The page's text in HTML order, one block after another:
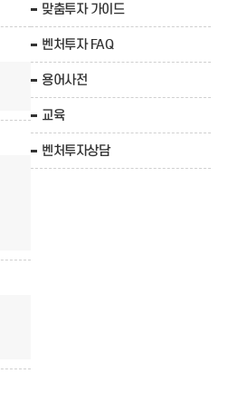
맞춤투자 가이드
벤처투자 FAQ
용어사전
교육
벤처투자상담